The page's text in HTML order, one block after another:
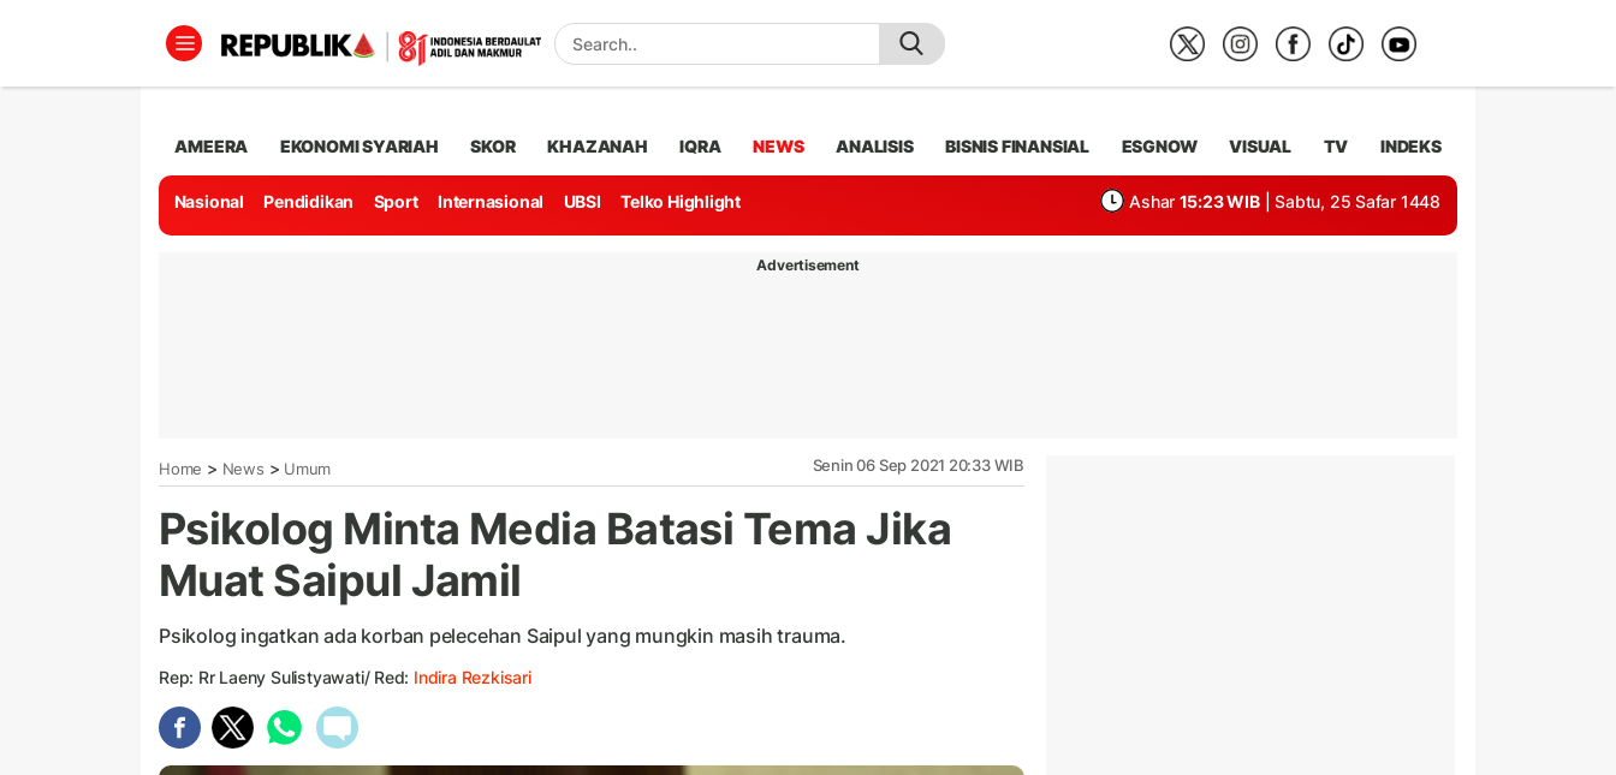
AMEERA EKONOMI SYARIAH SKOR KHAZANAH IQRA NEWS ANALISIS BISNIS FINANSIAL ESGNOW VISUAL TV INDEKS
Nasional Pendidikan Sport Internasional UBSI Telko Highlight Ashar 15:23 WIB | Sabtu, 25 Safar 1448
Advertisement
Home > News > Umum Senin 06 Sep 2021 20:33 WIB
Psikolog Minta Media Batasi Tema Jika
Muat Saipul Jamil
Psikolog ingatkan ada korban pelecehan Saipul yang mungkin masih trauma.
Rep: Rr Laeny Sulistyawati/ Red: Indira Rezkisari